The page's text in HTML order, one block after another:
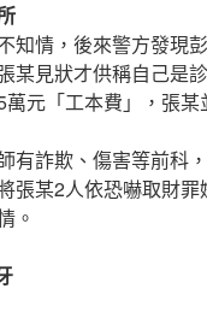
知情，後來警方發現
某見狀才供稱自己是
元「工本費」，張某
有詐欺、傷害等前科
張某2人依恐嚇取財
。